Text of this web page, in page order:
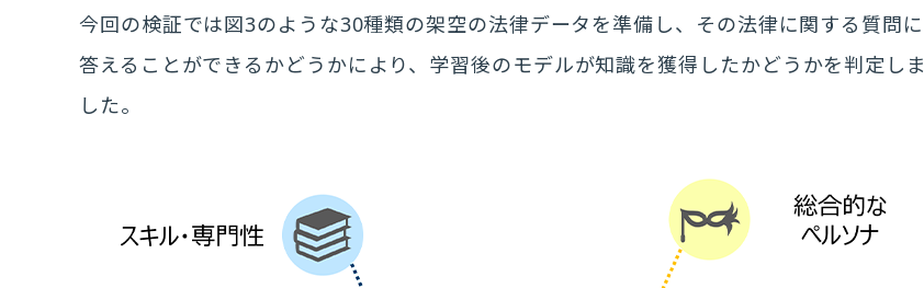
今回の検証では図3のような30種類の架空の法律データを準備し、その法律に関する質問に
答えることができるかどうかにより、学習後のモデルが知識を獲得したかどうかを判定しま
した。